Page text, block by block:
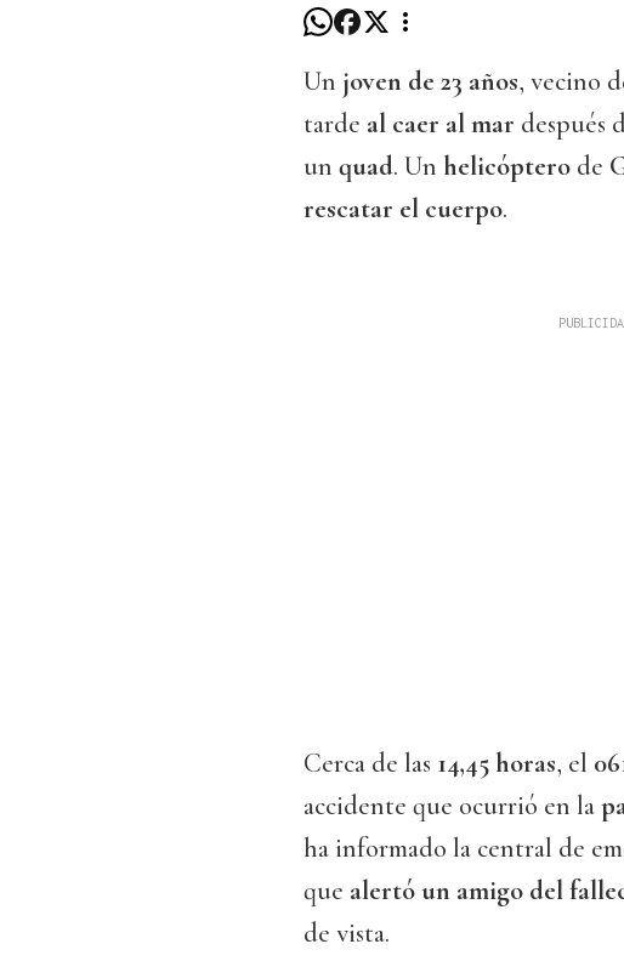
Un joven de 23 años, vecino
tarde al caer al mar después
un quad. Un helicóptero de
rescatar el cuerpo.
Cerca de las 14,45 horas, el
accidente que ocurrió en la
ha informado la central de
que alertó un amigo del
de vista.